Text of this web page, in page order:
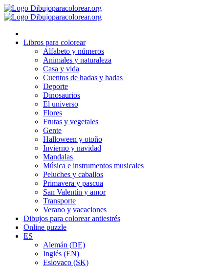
Ir
al
Libros para colorear
Alfabeto y números
Animales y naturaleza
Casa y vida
Cuentos de hadas y hadas
Deporte
Dinosaurios
El universo
Flores
Frutas y vegetales
Gente
Halloween y otoño
Invierno y navidad
Mandalas
Música e instrumentos musicales
Peluches y caballos
Primavera y pascua
San Valentín y amor
Transporte
Verano y vacaciones
Dibujos para colorear antiestrés
Online puzzle
ES
Alemán (DE)
Inglés (EN)
Eslovaco (SK)